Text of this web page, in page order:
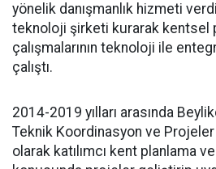
yönelik danışmanlık hizmeti
teknoloji şirketi kurarak kentsel
çalışmalarının teknoloji ile
çalıştı.
2014-2019 yılları arasında
Teknik Koordinasyon ve
olarak katılımcı kent planlama ve